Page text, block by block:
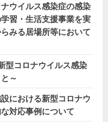
ウイルス感染症の感染
習・生活支援事業を実
みる居場所等において
型コロナウイルス感染
～
における新型コロナウ
対応事例について